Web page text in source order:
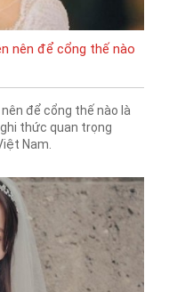
nên để cổng thế nào
để cổng thế nào là
thức quan trọng
Nam.